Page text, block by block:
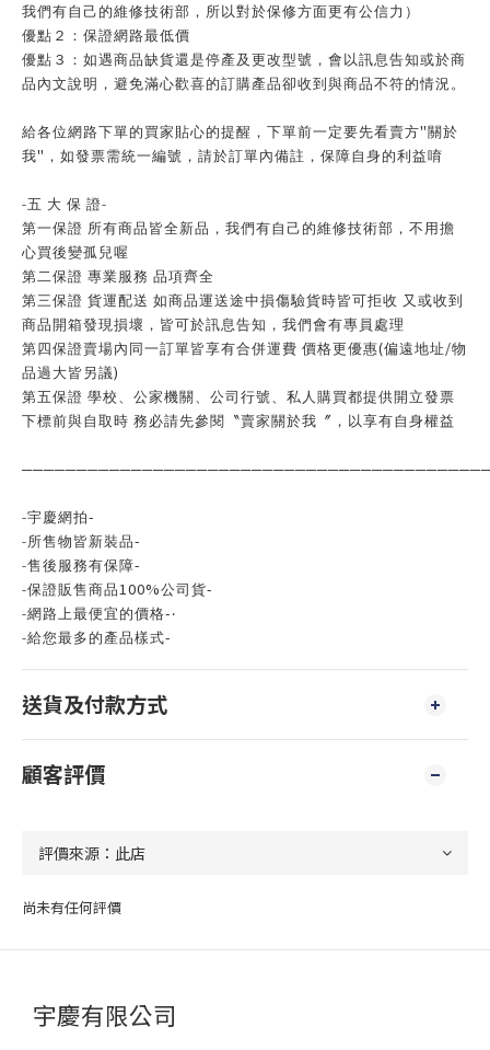
我們有自己的維修技術部，所以對於保修方面更有公信力）
優點２：保證網路最低價
優點３：如遇商品缺貨還是停產及更改型號，會以訊息告知或於商
品內文說明，避免滿心歡喜的訂購產品卻收到與商品不符的情況。
給各位網路下單的買家貼心的提醒，下單前一定要先看賣方"關於
我" ，如發票需統一編號，請於訂單內備註，保障自身的利益唷
-五 大 保 證-
第一保證 所有商品皆全新品，我們有自己的維修技術部，不用擔
心買後變孤兒喔
第二保證 專業服務 品項齊全
第三保證 貨運配送 如商品運送途中損傷驗貨時皆可拒收 又或收到
商品開箱發現損壞，皆可於訊息告知，我們會有專員處理
第四保證賣場內同一訂單皆享有合併運費 價格更優惠(偏遠地址/物
品過大皆另議)
第五保證 學校、公家機關、公司行號、私人購買都提供開立發票
下標前與自取時 務必請先參閱〝賣家關於我〞，以享有自身權益
-宇慶網拍-
-所售物皆新裝品-
-售後服務有保障-
-保證販售商品100%公司貨-
-網路上最便宜的價格-‧
-給您最多的產品樣式-
送貨及付款方式
顧客評價
尚未有任何評價
宇慶有限公司